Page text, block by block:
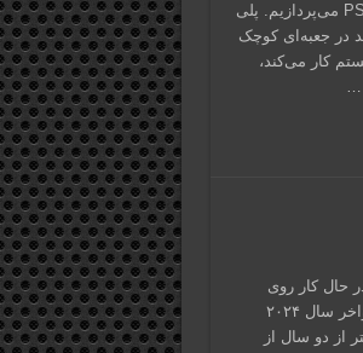
جلوگیری از داغ شدن بیش از حد PS5 می‌پردازیم. پلی
در جعبه‌ای کوچک
کار می‌کند،
…
حال کار روی
کنسول PS5 پرو است که احتمالاً اواخر سال ۲۰۲۴
از دو سال از